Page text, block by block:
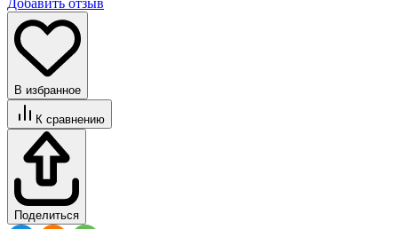
Добавить отзыв
В избранное
К сравнению
Поделиться